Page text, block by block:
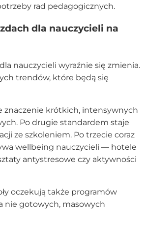
rad pedagogicznych.
dla nauczycieli na
nauczycieli wyraźnie się zmienia.
trendów, które będą się
znaczenie krótkich, intensywnych
Po drugie standardem staje
ze szkoleniem. Po trzecie coraz
wellbeing nauczycieli — hotele
antystresowe czy aktywności
oczekują także programów
nie gotowych, masowych